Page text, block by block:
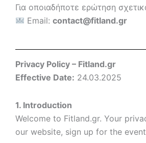
Για οποιαδήποτε ερώτηση
Email:contact@fitland.gr
Privacy Policy – Fitland.gr
Effective Date: 24.03.2025
1. Introduction
Welcome to Fitland.gr. Your
our website, sign up for the